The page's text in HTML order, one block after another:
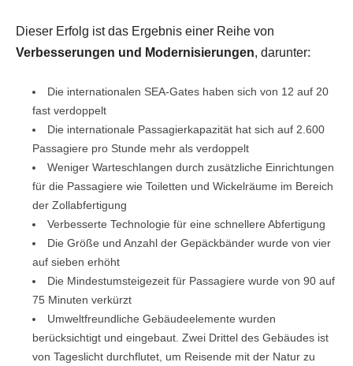
Dieser Erfolg ist das Ergebnis einer Reihe von
Verbesserungen und Modernisierungen, darunter:
Die internationalen SEA-Gates haben sich von 12 auf 20
fast verdoppelt
Die internationale Passagierkapazität hat sich auf 2.600
Passagiere pro Stunde mehr als verdoppelt
Weniger Warteschlangen durch zusätzliche Einrichtungen
für die Passagiere wie Toiletten und Wickelräume im Bereich
der Zollabfertigung
Verbesserte Technologie für eine schnellere Abfertigung
Die Größe und Anzahl der Gepäckbänder wurde von vier
auf sieben erhöht
Die Mindestumsteigezeit für Passagiere wurde von 90 auf
75 Minuten verkürzt
Umweltfreundliche Gebäudeelemente wurden
berücksichtigt und eingebaut. Zwei Drittel des Gebäudes ist
von Tageslicht durchflutet, um Reisende mit der Natur zu